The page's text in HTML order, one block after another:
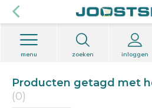
zoeken inloggen
menu
Producten getagd met
(0)